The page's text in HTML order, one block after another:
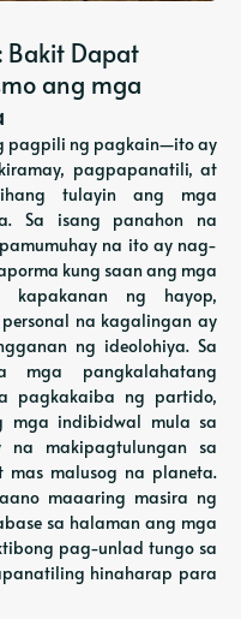
Bakit Dapat
ang mga
pagpili ng pagkain—ito ay
pagpapanatili, at
tulayin ang mga
Sa isang panahon na
na ito ay nag-
kung saan ang mga
ng hayop,
na kagalingan ay
ng ideolohiya. Sa
mga pangkalahatang
pagkakaiba ng partido,
mga indibidwal mula sa
makipagtulungan sa
malusog na planeta.
maaaring masira ng
sa halaman ang mga
pag-unlad tungo sa
hinaharap para